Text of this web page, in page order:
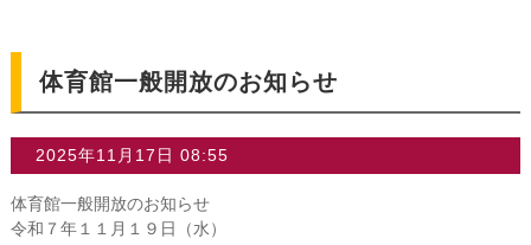
体育館一般開放のお知らせ
2025年11月17日 08:55
体育館一般開放のお知らせ
令和７年１１月１９日（水）